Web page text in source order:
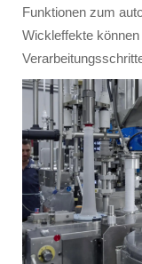
Funktionen zum
Wickleffekte